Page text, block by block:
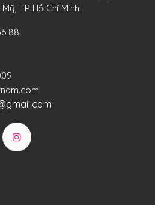
TP Hồ Chí Minh
88